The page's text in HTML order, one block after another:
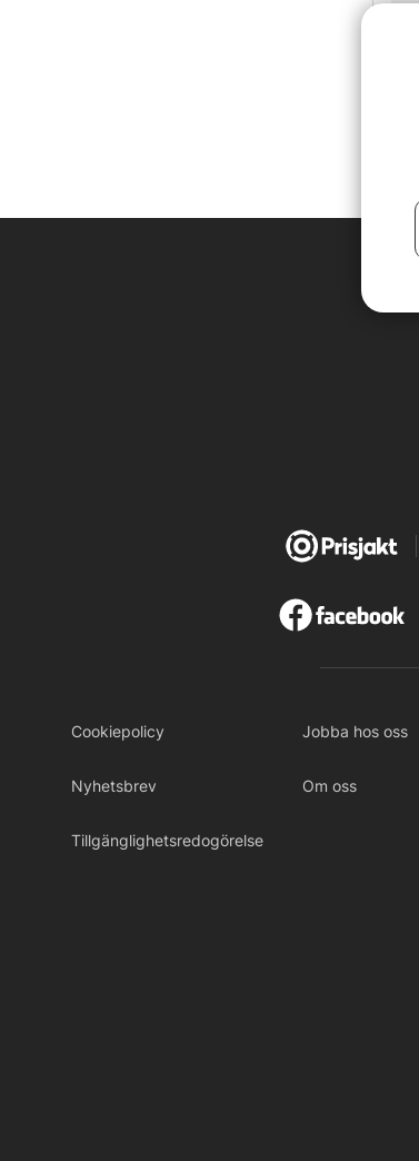
Cookiepolicy Jobba hos oss
Nyhetsbrev Om oss
Tillgänglighetsredogörelse